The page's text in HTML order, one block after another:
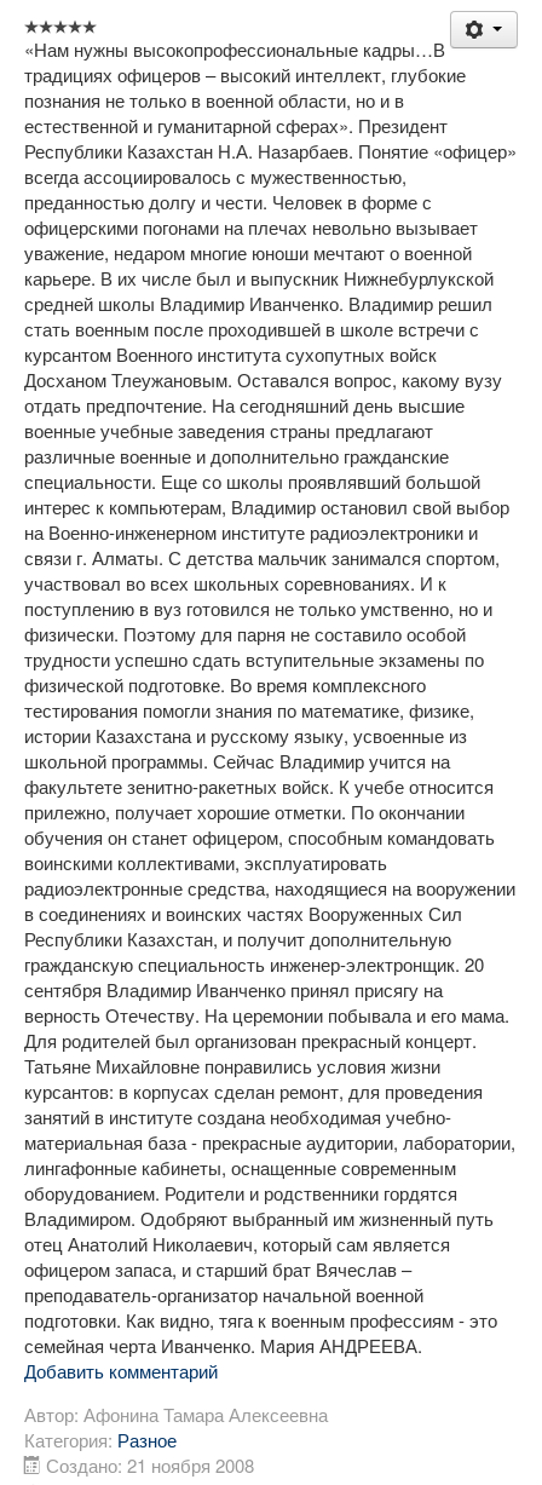
«Нам нужны высокопрофессиональные кадры…В
традициях офицеров – высокий интеллект, глубокие
познания не только в военной области, но и в
естественной и гуманитарной сферах». Президент
Республики Казахстан Н.А. Назарбаев. Понятие «офицер»
всегда ассоциировалось с мужественностью,
преданностью долгу и чести. Человек в форме с
офицерскими погонами на плечах невольно вызывает
уважение, недаром многие юноши мечтают о военной
карьере. В их числе был и выпускник Нижнебурлукской
средней школы Владимир Иванченко. Владимир решил
стать военным после проходившей в школе встречи с
курсантом Военного института сухопутных войск
Досханом Тлеужановым. Оставался вопрос, какому вузу
отдать предпочтение. На сегодняшний день высшие
военные учебные заведения страны предлагают
различные военные и дополнительно гражданские
специальности. Еще со школы проявлявший большой
интерес к компьютерам, Владимир остановил свой выбор
на Военно-инженерном институте радиоэлектроники и
связи г. Алматы. С детства мальчик занимался спортом,
участвовал во всех школьных соревнованиях. И к
поступлению в вуз готовился не только умственно, но и
физически. Поэтому для парня не составило особой
трудности успешно сдать вступительные экзамены по
физической подготовке. Во время комплексного
тестирования помогли знания по математике, физике,
истории Казахстана и русскому языку, усвоенные из
школьной программы. Сейчас Владимир учится на
факультете зенитно-ракетных войск. К учебе относится
прилежно, получает хорошие отметки. По окончании
обучения он станет офицером, способным командовать
воинскими коллективами, эксплуатировать
радиоэлектронные средства, находящиеся на вооружении
в соединениях и воинских частях Вооруженных Сил
Республики Казахстан, и получит дополнительную
гражданскую специальность инженер-электронщик. 20
сентября Владимир Иванченко принял присягу на
верность Отечеству. На церемонии побывала и его мама.
Для родителей был организован прекрасный концерт.
Татьяне Михайловне понравились условия жизни
курсантов: в корпусах сделан ремонт, для проведения
занятий в институте создана необходимая учебно-
материальная база - прекрасные аудитории, лаборатории,
лингафонные кабинеты, оснащенные современным
оборудованием. Родители и родственники гордятся
Владимиром. Одобряют выбранный им жизненный путь
отец Анатолий Николаевич, который сам является
офицером запаса, и старший брат Вячеслав –
преподаватель-организатор начальной военной
подготовки. Как видно, тяга к военным профессиям - это
семейная черта Иванченко. Мария АНДРЕЕВА.
Добавить комментарий
Автор: Афонина Тамара Алексеевна
Категория: Разное
Создано: 21 ноября 2008